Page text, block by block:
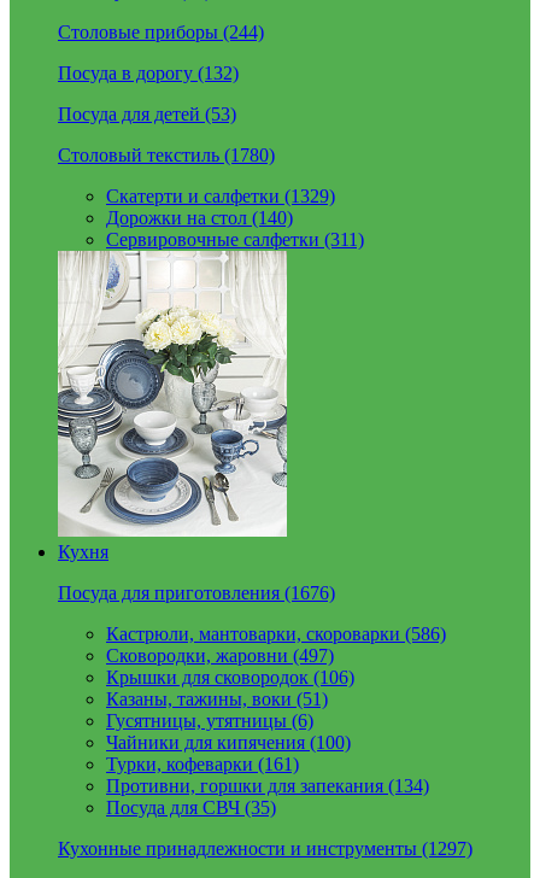
Столовые приборы (244)
Посуда в дорогу (132)
Посуда для детей (53)
Столовый текстиль (1780)
Скатерти и салфетки (1329)
Дорожки на стол (140)
Сервировочные салфетки (311)
Кухня
Посуда для приготовления (1676)
Кастрюли, мантоварки, скороварки (586)
Сковородки, жаровни (497)
Крышки для сковородок (106)
Казаны, тажины, воки (51)
Гусятницы, утятницы (6)
Чайники для кипячения (100)
Турки, кофеварки (161)
Противни, горшки для запекания (134)
Посуда для СВЧ (35)
Кухонные принадлежности и инструменты (1297)